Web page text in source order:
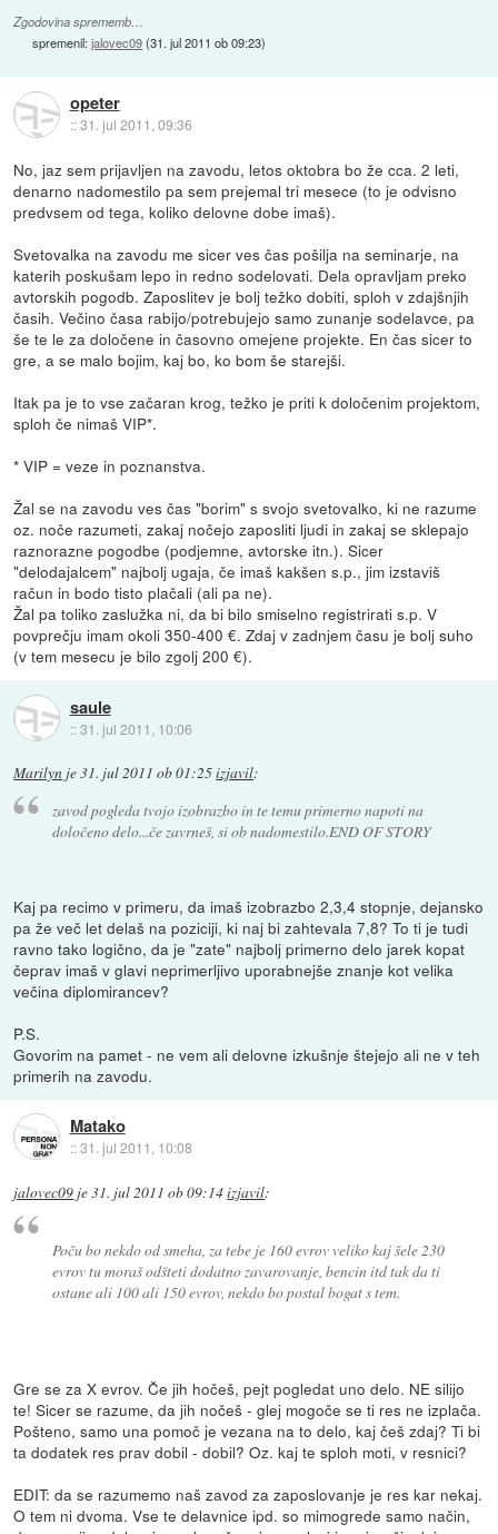
Zgodovina sprememb…
spremenil:jalovec09(31. jul 2011 ob 09:23)
opeter
::31. jul 2011, 09:36
No, jaz sem prijavljen na zavodu, letos oktobra bo že cca. 2 leti,
denarno nadomestilo pa sem prejemal tri mesece (to je odvisno
predvsem od tega, koliko delovne dobe imaš).
Svetovalka na zavodu me sicer ves čas pošilja na seminarje, na
katerih poskušam lepo in redno sodelovati. Dela opravljam preko
avtorskih pogodb. Zaposlitev je bolj težko dobiti, sploh v zdajšnjih
časih. Večino časa rabijo/potrebujejo samo zunanje sodelavce, pa
še te le za določene in časovno omejene projekte. En čas sicer to
gre, a se malo bojim, kaj bo, ko bom še starejši.
Itak pa je to vse začaran krog, težko je priti k določenim projektom,
sploh če nimaš VIP*.
* VIP = veze in poznanstva.
Žal se na zavodu ves čas "borim" s svojo svetovalko, ki ne razume
oz. noče razumeti, zakaj nočejo zaposliti ljudi in zakaj se sklepajo
raznorazne pogodbe (podjemne, avtorske itn.). Sicer
"delodajalcem" najbolj ugaja, če imaš kakšen s.p., jim izstaviš
račun in bodo tisto plačali (ali pa ne).
Žal pa toliko zaslužka ni, da bi bilo smiselno registrirati s.p. V
povprečju imam okoli 350-400 €. Zdaj v zadnjem času je bolj suho
(v tem mesecu je bilo zgolj 200 €).
saule
::31. jul 2011, 10:06
Marilyn je31. jul 2011 ob 01:25izjavil:
zavod pogleda tvojo izobrazbo in te temu primerno napoti na
določeno delo...če zavrneš, si ob nadomestilo.END OF STORY
Kaj pa recimo v primeru, da imaš izobrazbo 2,3,4 stopnje, dejansko
pa že več let delaš na poziciji, ki naj bi zahtevala 7,8? To ti je tudi
ravno tako logično, da je "zate" najbolj primerno delo jarek kopat
čeprav imaš v glavi neprimerljivo uporabnejše znanje kot velika
večina diplomirancev?
P.S.
Govorim na pamet - ne vem ali delovne izkušnje štejejo ali ne v teh
primerih na zavodu.
Matako
::31. jul 2011, 10:08
jalovec09 je31. jul 2011 ob 09:14izjavil:
Poču bo nekdo od smeha, za tebe je 160 evrov veliko kaj šele 230
evrov tu moraš odšteti dodatno zavarovanje, bencin itd tak da ti
ostane ali 100 ali 150 evrov, nekdo bo postal bogat s tem.
Gre se za X evrov. Če jih hočeš, pejt pogledat uno delo. NE silijo
te! Sicer se razume, da jih nočeš - glej mogoče se ti res ne izplača.
Pošteno, samo una pomoč je vezana na to delo, kaj češ zdaj? Ti bi
ta dodatek res prav dobil - dobil? Oz. kaj te sploh moti, v resnici?
EDIT: da se razumemo naš zavod za zaposlovanje je res kar nekaj.
O tem ni dvoma. Vse te delavnice ipd. so mimogrede samo način,